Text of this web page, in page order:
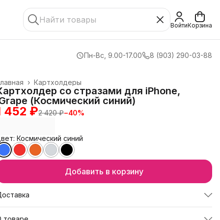
ВойтиКорзина
Пн-Вс, 9.00-17.00 8 (903) 290-03-88
Картхолдеры
›
со стразами для iPhone,
(Космический синий)
452 ₽2 420 ₽−40%
Космический синий
Добавить в корзину